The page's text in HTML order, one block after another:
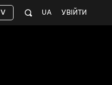
УВІЙТИ
UA